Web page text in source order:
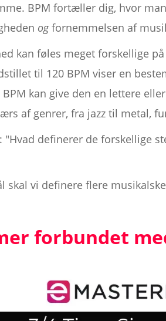
BPM fortæller dig, hvor
ogfornemmelsen af
kan føles meget forskellige
til 120 BPM viser en
kan give den en lettere
af genrer, fra jazz til metal,
definerer de forskellige
skal vi definere flere
forbundet